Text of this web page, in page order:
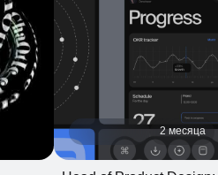
Head of Product Design:
продуктовый подход
к управлению
С опытом Освоить навык
2 месяца
-30%